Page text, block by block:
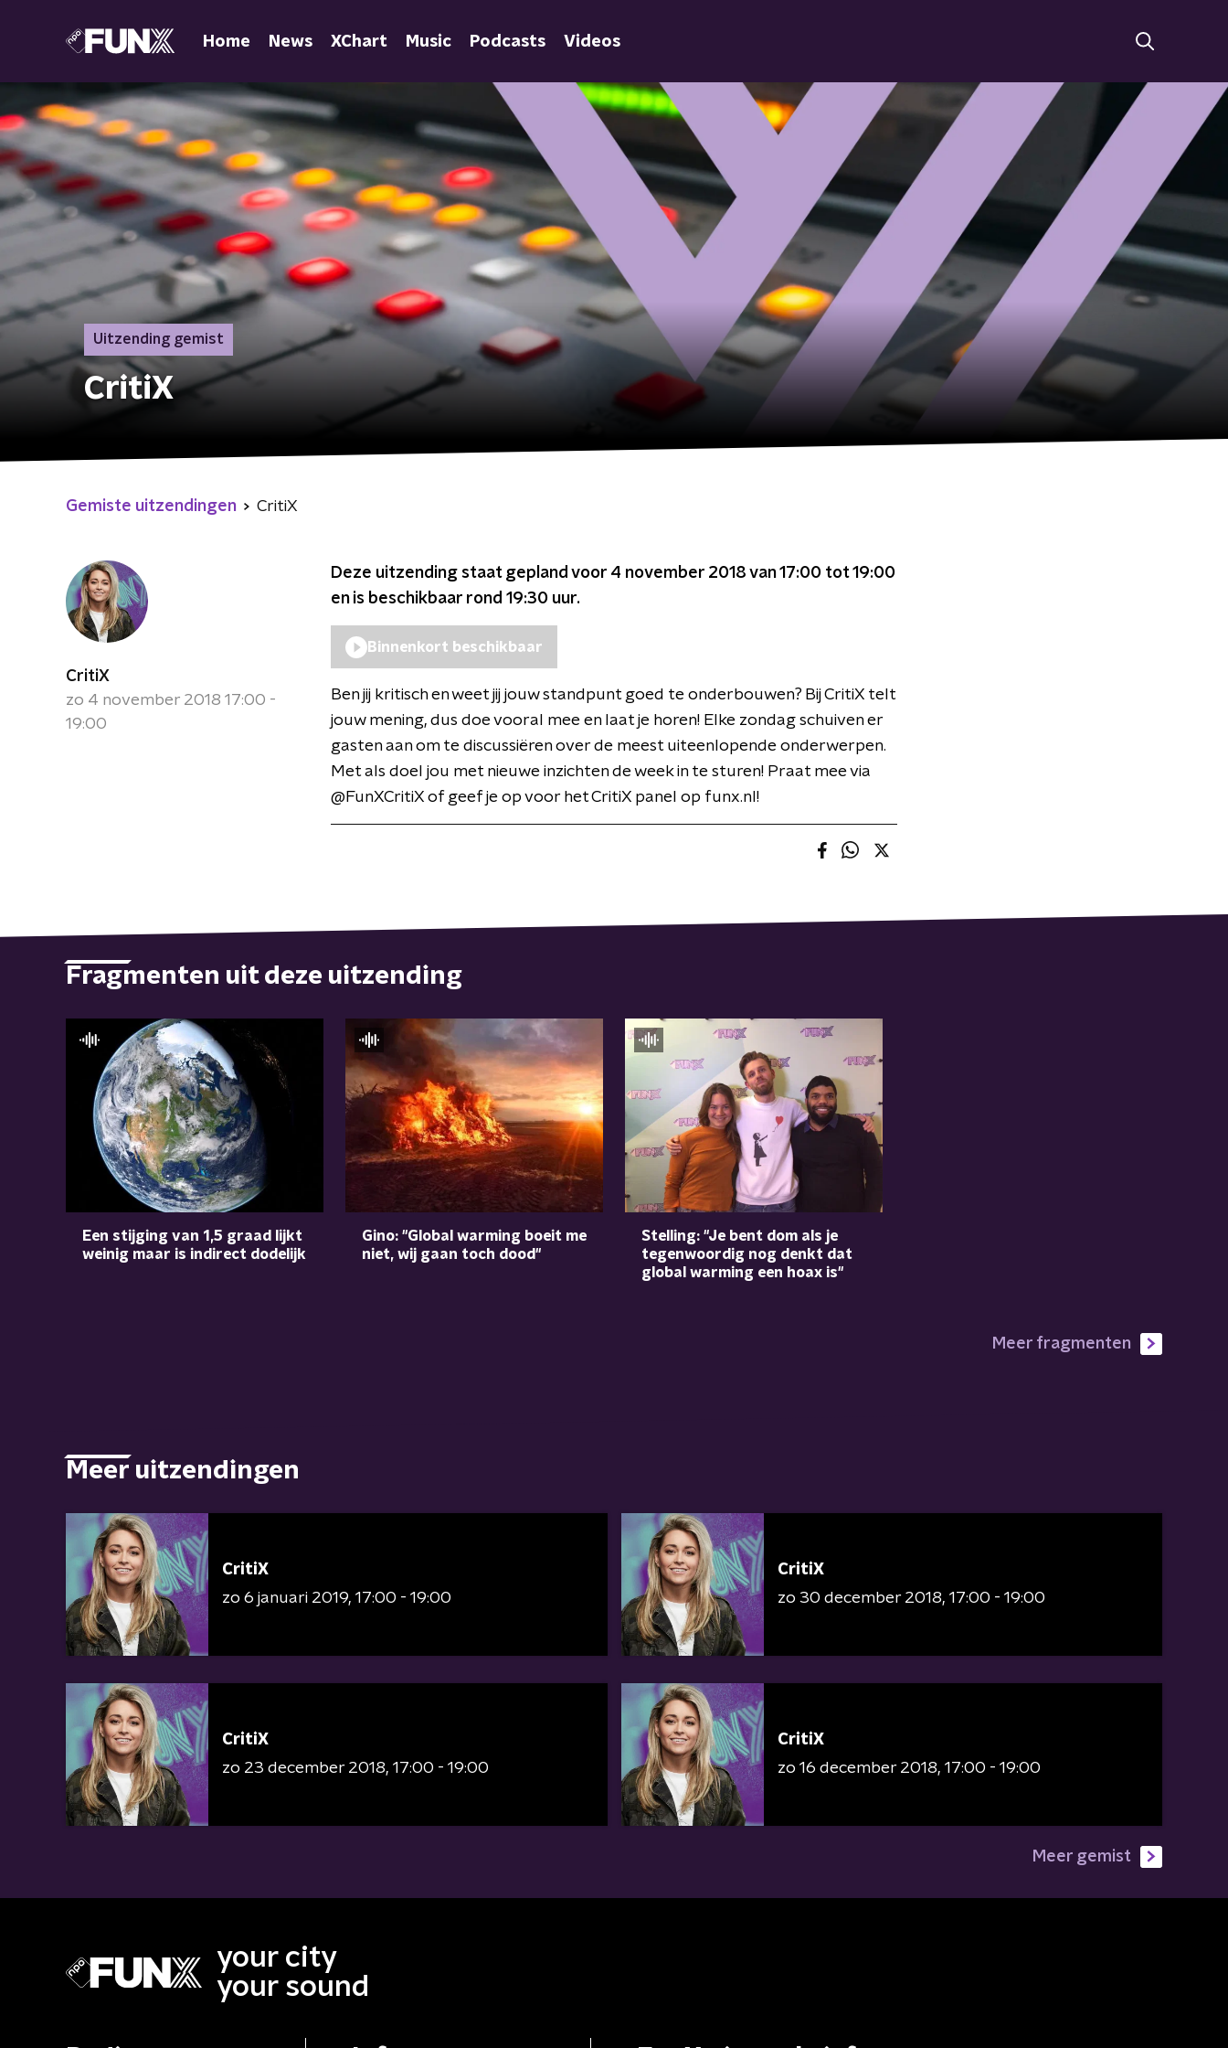
Home News XChart Music Podcasts Videos
Uitzending gemist
CritiX
Gemiste uitzendingen CritiX
CritiX
zo 4 november 2018 17:00 -
19:00
Deze uitzending staat gepland voor 4 november 2018 van 17:00 tot 19:00
en is beschikbaar rond 19:30 uur.
Binnenkort beschikbaar
Ben jij kritisch en weet jij jouw standpunt goed te onderbouwen? Bij CritiX telt
jouw mening, dus doe vooral mee en laat je horen! Elke zondag schuiven er
gasten aan om te discussiëren over de meest uiteenlopende onderwerpen.
Met als doel jou met nieuwe inzichten de week in te sturen! Praat mee via
@FunXCritiX of geef je op voor het CritiX panel op funx.nl!
Fragmenten uit deze uitzending
Een stijging van 1,5 graad lijkt
weinig maar is indirect dodelijk
Gino: ''Global warming boeit me
niet, wij gaan toch dood''
Stelling: ''Je bent dom als je
tegenwoordig nog denkt dat
global warming een hoax is''
Meer fragmenten
Meer uitzendingen
CritiX
zo 6 januari 2019 17:00 - 19:00
CritiX
zo 30 december 2018 17:00 - 19:00
CritiX
zo 23 december 2018 17:00 - 19:00
CritiX
zo 16 december 2018 17:00 - 19:00
Meer gemist
your city
your sound